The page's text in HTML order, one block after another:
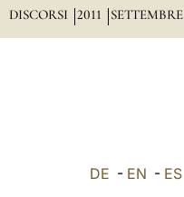
DISCORSI 2011 SETTEMBRE
DE - EN - ES